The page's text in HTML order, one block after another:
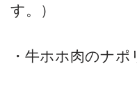
す。）
・牛ホホ肉のナ